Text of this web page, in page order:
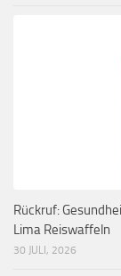
Rückruf:
Lima Reiswaffeln
30 JULI, 2026